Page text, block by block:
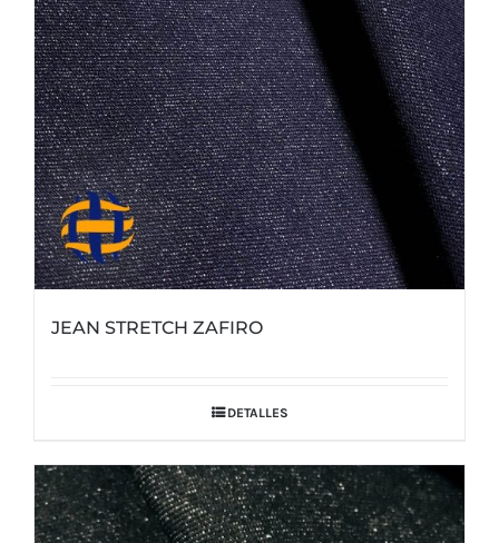
JEAN STRETCH ZAFIRO
DETALLES